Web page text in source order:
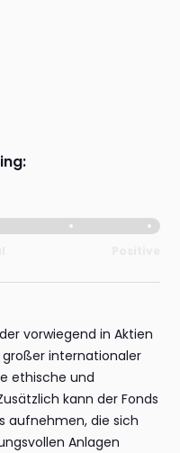
vorwiegend in Aktien
internationaler
ethische und
kann der Fonds
aufnehmen, die sich
Anlagen